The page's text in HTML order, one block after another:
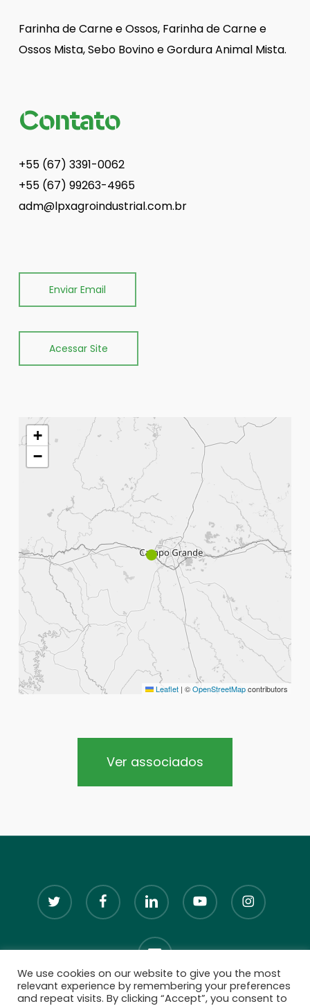
Farinha de Carne e Ossos, Farinha de Carne e
Ossos Mista, Sebo Bovino e Gordura Animal Mista.
Contato
+55 (67) 3391-0062
+55 (67) 99263-4965
adm@lpxagroindustrial.com.br
Enviar Email
Acessar Site
+
−
Leaflet | ©OpenStreetMapcontributors
Ver associados
twitter facebook linkedin youtube instagram
email
We use cookies on our website to give you the most
relevant experience by remembering your preferences
and repeat visits. By clicking “Accept”, you consent to